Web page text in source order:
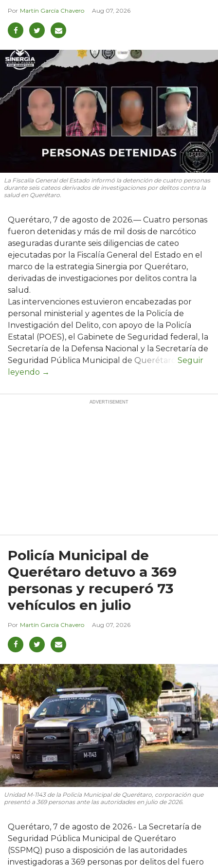
Martín García Chavero Aug 07, 2026
La Fiscalía General del Estado informó la detención de cuatro personas
durante seis cateos derivados de investigaciones por delitos contra la
salud en Querétaro.
Querétaro, 7 de agosto de 2026.— Cuatro personas
fueron detenidas y más de mil dosis de narcótico
aseguradas durante seis diligencias de cateo
ejecutadas por la Fiscalía General del Estado en el
marco de la estrategia Sinergia por Querétaro,
derivadas de investigaciones por delitos contra la
salud.
Las intervenciones estuvieron encabezadas por
personal ministerial y agentes de la Policía de
Investigación del Delito, con apoyo de la Policía
Estatal (POES), el Gabinete de Seguridad federal, la
Secretaría de la Defensa Nacional y la Secretaría de
Seguridad Pública Municipal de Querétaro.
Policía Municipal de
Querétaro detuvo a 369
personas y recuperó 73
vehículos en julio
Martín García Chavero Aug 07, 2026
Unidad M-1143 de la Policía Municipal de Querétaro, corporación que
presentó a 369 personas ante las autoridades en julio de 2026.
Querétaro, 7 de agosto de 2026.- La Secretaría de
Seguridad Pública Municipal de Querétaro
(SSPMQ) puso a disposición de las autoridades
investigadoras a 369 personas por delitos del fuero